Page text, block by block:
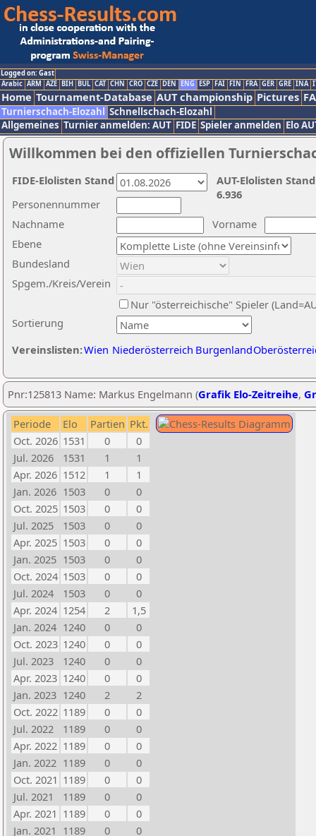
Logged on: Gast
Arabic ARM AZE BIH BUL CAT CHN CRO CZE DEN ENG ESP FAI FIN FRA GER GRE INA
Home Tournament-Database AUT championship Pictures
Turnierschach-Elozahl Schnellschach-Elozahl
Allgemeines Turnier anmelden: AUT FIDE Spieler anmelden Elo
Willkommen bei den offiziellen
Nachname
Vorname
Ebene
Sortierung
Personennummer
Bundesland
Spgem./Kreis/Verein
Nur "österreichische" Spieler
Vereinslisten:Wien Niederösterreich Burgenland
AUT-Elolisten
6.936
FIDE-Elolisten Stand
Pnr:125813 Name: Markus Engelmann (Grafik Elo-Zeitreihe,
Periode Elo Partien Pkt.
Oct. 2026 1531 0
0
Jul. 2026
1531 1
1
Apr. 2026 1512 1
1
Jan. 2026 1503 0
0
Oct. 2025 1503 0
0
Jul. 2025
1503 0
0
Apr. 2025 1503 0
0
Jan. 2025 1503 0
0
Oct. 2024 1503 0
0
Jul. 2024
1503 0
0
Apr. 2024 1254 2
1,5
Jan. 2024 1240 0
0
Oct. 2023 1240 0
0
Jul. 2023
1240 0
0
Apr. 2023 1240 0
0
Jan. 2023 1240 2
2
Oct. 2022 1189 0
0
Jul. 2022
1189 0
0
Apr. 2022 1189 0
0
Jan. 2022 1189 0
0
Oct. 2021 1189 0
0
Jul. 2021
1189 0
0
Apr. 2021 1189 0
0
Jan. 2021 1189 0
0